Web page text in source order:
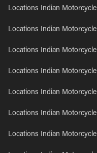
Locations Indian
Locations Indian
Locations Indian
Locations Indian
Locations Indian
Locations Indian
Locations Indian